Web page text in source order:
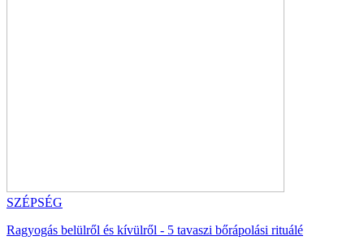
SZÉPSÉG
Ragyogás belülről és kívülről - 5 tavaszi bőrápolási rituálé